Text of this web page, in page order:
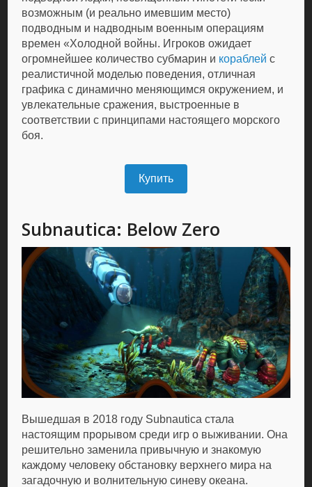
возможным (и реально имевшим место)
подводным и надводным военным операциям
времен «Холодной войны. Игроков ожидает
огромнейшее количество субмарин и кораблей с
реалистичной моделью поведения, отличная
графика с динамично меняющимся окружением, и
увлекательные сражения, выстроенные в
соответствии с принципами настоящего морского
боя.
Купить
Subnautica: Below Zero
Вышедшая в 2018 году Subnautica стала
настоящим прорывом среди игр о выживании. Она
решительно заменила привычную и знакомую
каждому человеку обстановку верхнего мира на
загадочную и волнительную синеву океана.